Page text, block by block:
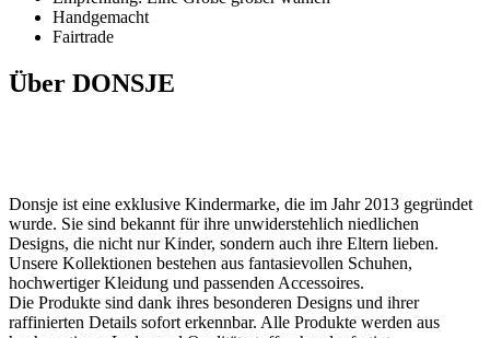
Handgemacht
Fairtrade
Über DONSJE
Donsje ist eine exklusive Kindermarke, die im Jahr 2013 gegründet
wurde. Sie sind bekannt für ihre unwiderstehlich niedlichen
Designs, die nicht nur Kinder, sondern auch ihre Eltern lieben.
Unsere Kollektionen bestehen aus fantasievollen Schuhen,
hochwertiger Kleidung und passenden Accessoires.
Die Produkte sind dank ihres besonderen Designs und ihrer
raffinierten Details sofort erkennbar. Alle Produkte werden aus